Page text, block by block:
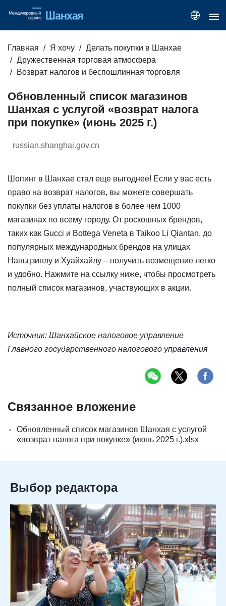
Главная Я хочу
Делать покупки в Шанхае
Дружественная торговая атмосфера
Возврат налогов и беспошлинная торговля
Обновленный список магазинов
Шанхая с услугой «возврат налога
при покупке» (июнь 2025 г.)
russian.shanghai.gov.cn
Шопинг в Шанхае стал еще выгоднее! Если у вас есть
право на возврат налогов, вы можете совершать
покупки без уплаты налогов в более чем 1000
магазинах по всему городу. От роскошных брендов,
таких как Gucci и Bottega Veneta в Taikoo Li Qiantan, до
популярных международных брендов на улицах
Наньцзинлу и Хуайхайлу – получить возмещение легко
и удобно. Нажмите на ссылку ниже, чтобы просмотреть
полный список магазинов, участвующих в акции.
Источник: Шанхайское налоговое управление
Главного государственного налогового управления
Связанное вложение
Обновленный список магазинов Шанхая с услугой
«возврат налога при покупке» (июнь 2025 г.).xlsx
Выбор редактора